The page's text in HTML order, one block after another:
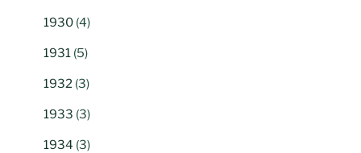
1930 (4)
1931 (5)
1932 (3)
1933 (3)
1934 (3)